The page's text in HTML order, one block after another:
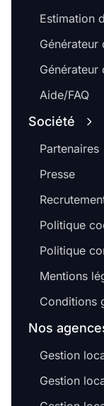
Estimation
Générateur
Aide/FAQ
Société
Partenaires
Presse
Politique
Politique
Mentions
Conditions
Nos
Gestion
Gestion